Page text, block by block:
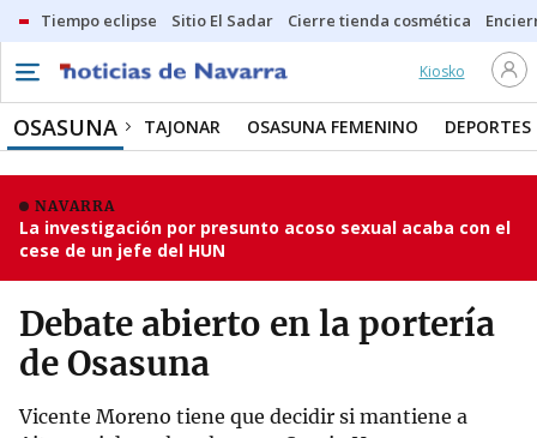
Tiempo eclipse Sitio El Sadar Cierre tienda cosmética
Kiosko
OSASUNA TAJONAR OSASUNA FEMENINO DEPORTES
NAVARRA
La investigación por presunto acoso sexual acaba con el
cese de un jefe del HUN
Debate abierto en la portería
de Osasuna
Vicente Moreno tiene que decidir si mantiene a